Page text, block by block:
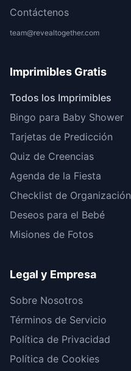
Contáctenos
team@revealtogether.com
Imprimibles Gratis
Todos los Imprimibles
Bingo para Baby Shower
Tarjetas de Predicción
Quiz de Creencias
Agenda de la Fiesta
Checklist de Organización
Deseos para el Bebé
Misiones de Fotos
Legal y Empresa
Sobre Nosotros
Términos de Servicio
Política de Privacidad
Política de Cookies